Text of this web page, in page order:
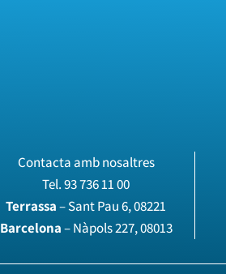
Contacta amb nosaltres
Tel.93 736 11 00
Terrassa– Sant Pau 6, 08221
Barcelona– Nàpols 227, 08013